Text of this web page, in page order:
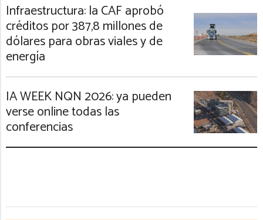
Infraestructura: la CAF aprobó
créditos por 387,8 millones de
dólares para obras viales y de
energía
IA WEEK NQN 2026: ya pueden
verse online todas las
conferencias